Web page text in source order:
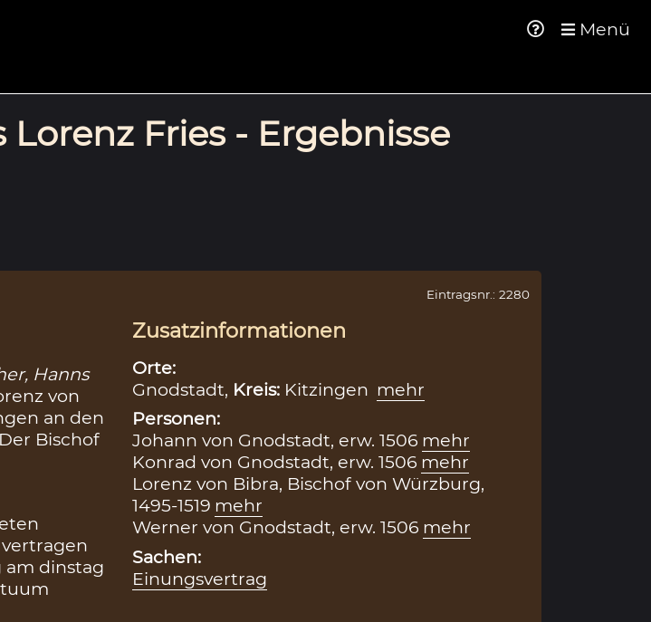
Menü
Fries - Ergebnisse
Hanns
von
an den
Bischof
am dinstag
Eintragsnr.: 2280
Zusatzinformationen
Orte:
Gnodstadt, Kreis: Kitzingen mehr
Personen:
Johann von Gnodstadt, erw. 1506 mehr
Konrad von Gnodstadt, erw. 1506 mehr
Lorenz von Bibra, Bischof von Würzburg,
1495-1519 mehr
Werner von Gnodstadt, erw. 1506 mehr
Sachen:
Einungsvertrag